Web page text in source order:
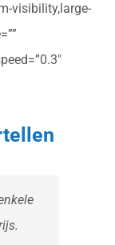
visibility,large-